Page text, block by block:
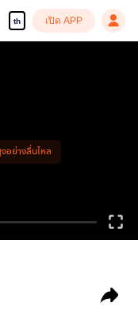
th เปิด APP
อย่างลื่นไหล